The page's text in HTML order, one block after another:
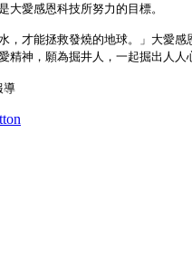
大愛感恩科技所努力的目標。
，才能拯救發燒的地球。」大愛
精神，願為掘井人，一起掘出人人
導